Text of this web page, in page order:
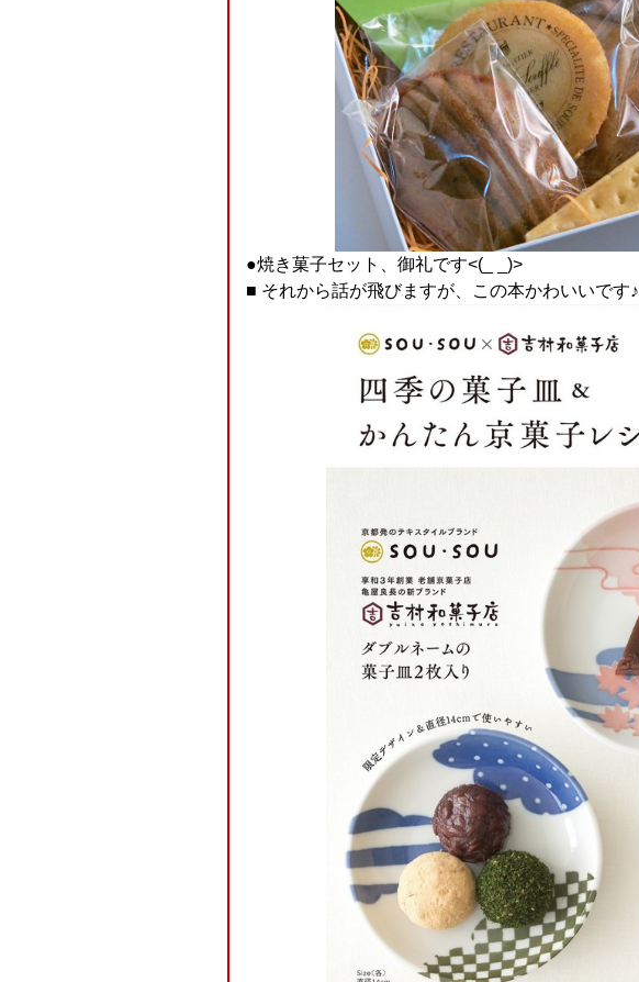
●焼き菓子セット、御礼です<(_ _)>
■ それから話が飛びますが、この本かわいいです♪